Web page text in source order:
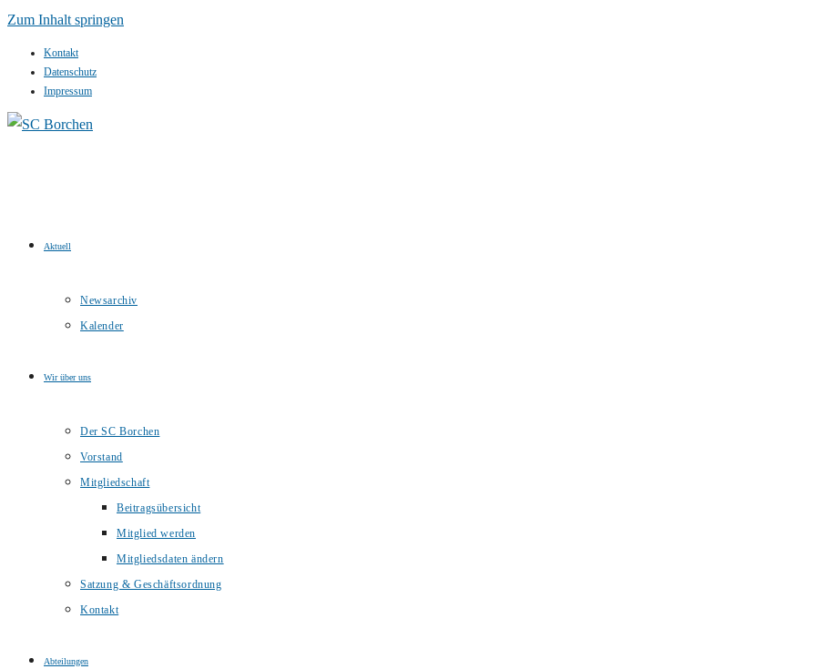
Zum Inhalt springen
Kontakt
Datenschutz
Impressum
Aktuell
Newsarchiv
Kalender
Wir über uns
Der SC Borchen
Vorstand
Mitgliedschaft
Beitragsübersicht
Mitglied werden
Mitgliedsdaten ändern
Satzung & Geschäftsordnung
Kontakt
Abteilungen